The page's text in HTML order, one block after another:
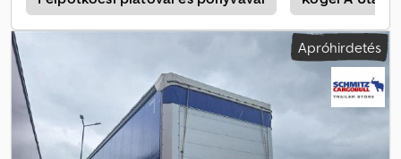
fékrendszer (EBS), szerszámosláda, tolótető, 1x15 és 2x7 pólusú
csatlakozó, antispray, emelhető tető (kézi): 2,9 m – 3,0 m,
ponyvarendszer. Az összes elérhető jármű áttekintése
megtalálható honlapunkon. Finanszírozásra van szüksége? Egyéni
finanszírozási megoldásokat, teljes körű szervizszerződéseket és
telematikai szolgáltatásokat kínálunk. Örömmel állunk
rendelkezésére személyes tanácsadással. Crjdpfjzp A Dzsx Aftsf
Apróhirdetés